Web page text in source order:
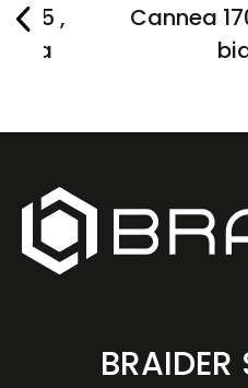
x 75 ,
Cannea
BRAIDER